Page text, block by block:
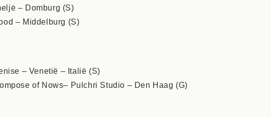
– Domburg (S)
– Middelburg (S)
– Venetië – Italië (S)
of Nows– Pulchri Studio – Den Haag (G)